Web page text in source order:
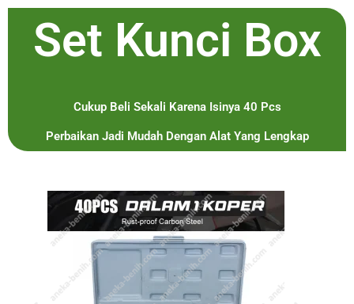
Set Kunci Box
Cukup Beli Sekali Karena Isinya 40 Pcs
Perbaikan Jadi Mudah Dengan Alat Yang Lengkap